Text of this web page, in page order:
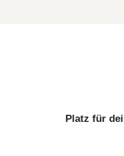
Platz für